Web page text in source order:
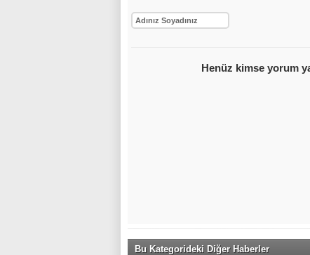
Bu Kategorideki Diğer Haberler